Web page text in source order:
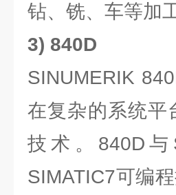
钻、铣、车等加
3) 840D
SINUMERIK
在复杂的系统平
技术。840D与
SIMATIC7可编